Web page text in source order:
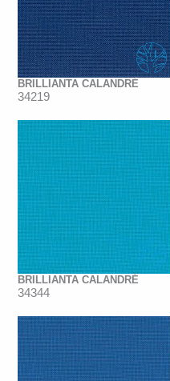
BRILLIANTA CALANDRÉ
34219
BRILLIANTA CALANDRÉ
34344